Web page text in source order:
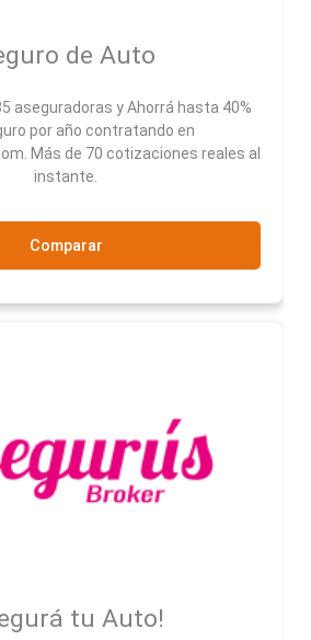
de Auto
aseguradoras y Ahorrá hasta 40%
por año contratando en
Más de 70 cotizaciones reales al
instante.
Comparar
tu Auto!